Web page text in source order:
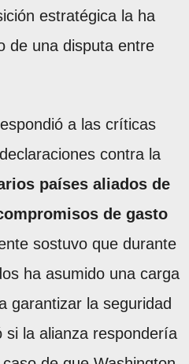
estratégica la ha
de una disputa entre
a las críticas
contra la
países aliados de
de gasto
sostuvo que durante
ha asumido una carga
garantizar la seguridad
si la alianza respondería